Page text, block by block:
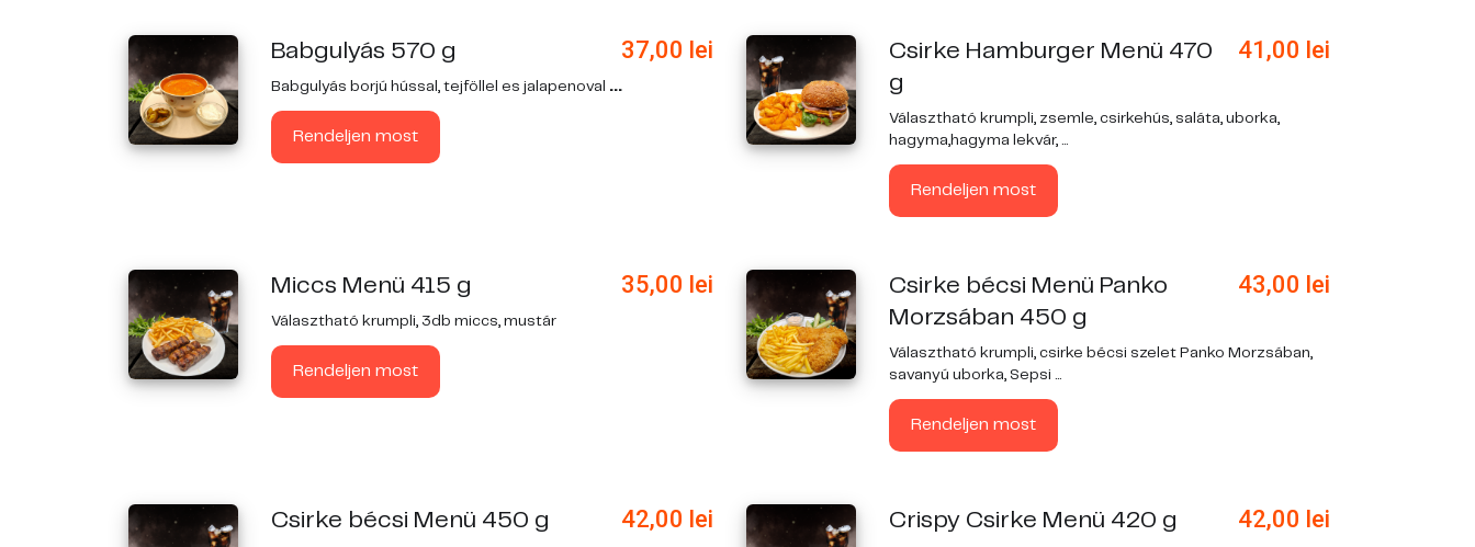
Babgulyás 570 g 37,00 lei
Babgulyás borjú hússal, tejföllel es jalapenoval ...
Rendeljen most
Csirke Hamburger Menü 470
g
41,00 lei
Választható krumpli, zsemle, csirkehús, saláta, uborka,
hagyma,hagyma lekvár, ...
Rendeljen most
Miccs Menü 415 g 35,00 lei
Választható krumpli, 3db miccs, mustár
Rendeljen most
Csirke bécsi Menü Panko
Morzsában 450 g
43,00 lei
Választható krumpli, csirke bécsi szelet Panko Morzsában,
savanyú uborka, Sepsi ...
Rendeljen most
Csirke bécsi Menü 450 g 42,00 lei Crispy Csirke Menü 420 g 42,00 lei